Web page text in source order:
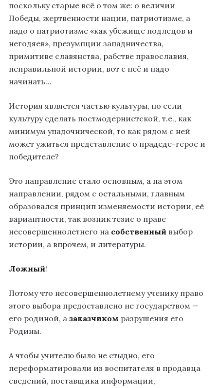
поскольку старые всё о том же: о величии
Победы, жертвенности нации, патриотизме, а
надо о патриотизме «как убежище подлецов и
негодяев», презумпции западничества,
примитиве славянства, рабстве православия,
неправильной истории, вот с неё и надо
начинать…
История является частью культуры, но если
культуру сделать постмодернистской, т.е., как
минимум упадочнической, то как рядом с ней
может ужиться представление о прадеде-герое и
победителе?
Это направление стало основным, а на этом
направлении, рядом с остальными, главным
образовался принцип изменяемости истории, её
вариантности, так возник тезис о праве
несовершеннолетнего на собственный выбор
истории, а впрочем, и литературы.
Ложный!
Потому что несовершеннолетнему ученику право
этого выбора предоставлено не государством —
его родиной, а заказчиком разрушения его
Родины.
А чтобы учителю было не стыдно, его
переформатировали из воспитателя в продавца
сведений, поставщика информации,